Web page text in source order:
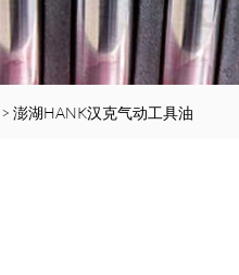
> 澎湖HANK汉克气动工具油